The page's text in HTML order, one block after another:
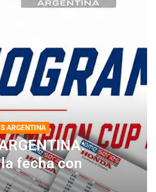
ARGENTINA
fecha con